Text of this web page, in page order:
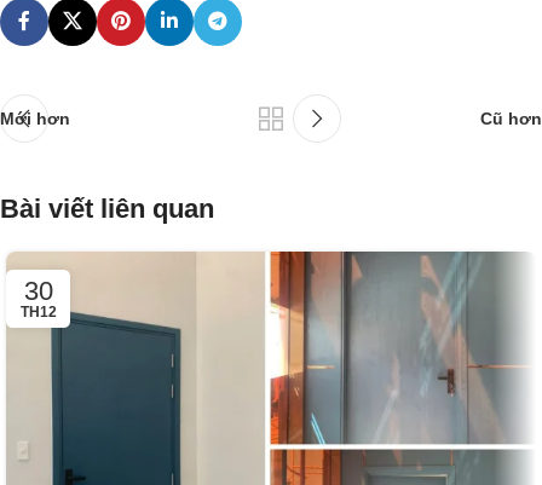
Mới hơn Cũ hơn
Bài viết liên quan
30
TH12